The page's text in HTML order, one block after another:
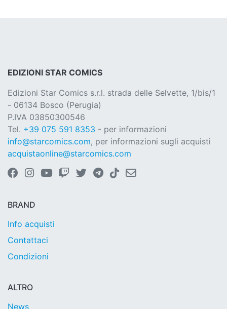
EDIZIONI STAR COMICS
Edizioni Star Comics s.r.l. strada delle Selvette, 1/bis/1
- 06134 Bosco (Perugia)
P.IVA 03850300546
Tel. +39 075 591 8353 - per informazioni
info@starcomics.com, per informazioni sugli acquisti
acquistaonline@starcomics.com
BRAND
Info acquisti
Contattaci
Condizioni
ALTRO
News